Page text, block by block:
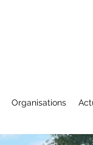
Organisations